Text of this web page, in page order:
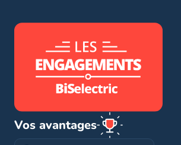
Vos avantages